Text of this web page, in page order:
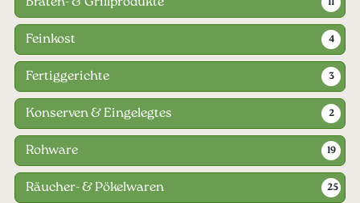
Braten- & Grillprodukte 11
Feinkost 4
Fertiggerichte 3
Konserven & Eingelegtes 2
Rohware 19
Räucher- & Pökelwaren 25